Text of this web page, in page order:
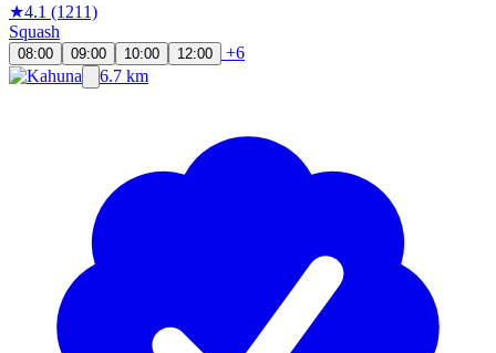
★4.1 (1211)
Squash
08:00 09:00 10:00 12:00
+6
6.7 km